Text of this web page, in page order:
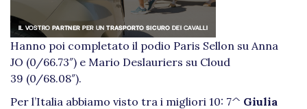
Hanno poi completato il podio Paris Sellon su Anna
JO (0/66.73″) e Mario Deslauriers su Cloud
39 (0/68.08″).
Per l’Italia abbiamo visto tra i migliori 10: 7^ Giulia